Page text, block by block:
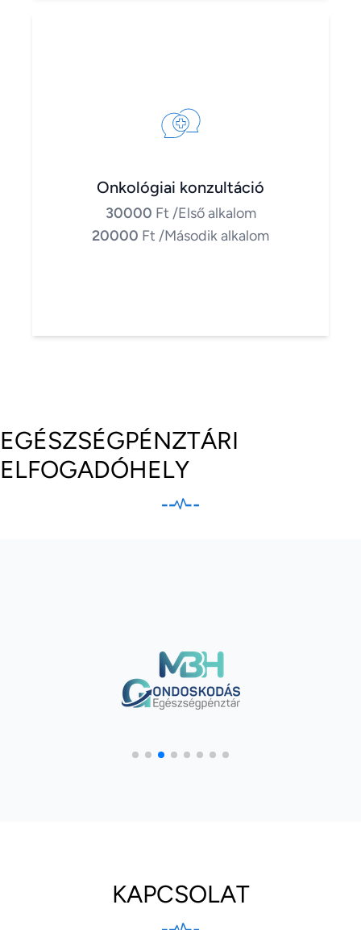
Onkológiai konzultáció
30000 Ft /Első alkalom
20000 Ft /Második alkalom
EGÉSZSÉGPÉNZTÁRI
ELFOGADÓHELY
KAPCSOLAT